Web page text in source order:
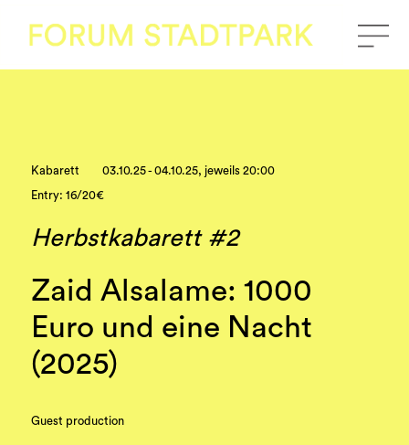
Kabarett 03.10.25 - 04.10.25, jeweils 20:00
Entry: 16/20€
Herbstkabarett #2
Zaid Alsalame: 1000
Euro und eine Nacht
(2025)
Guest production